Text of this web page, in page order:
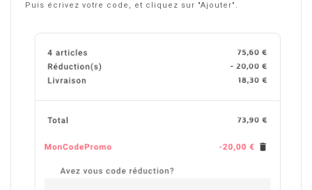
Puis écrivez votre code, et cliquez sur "Ajouter".